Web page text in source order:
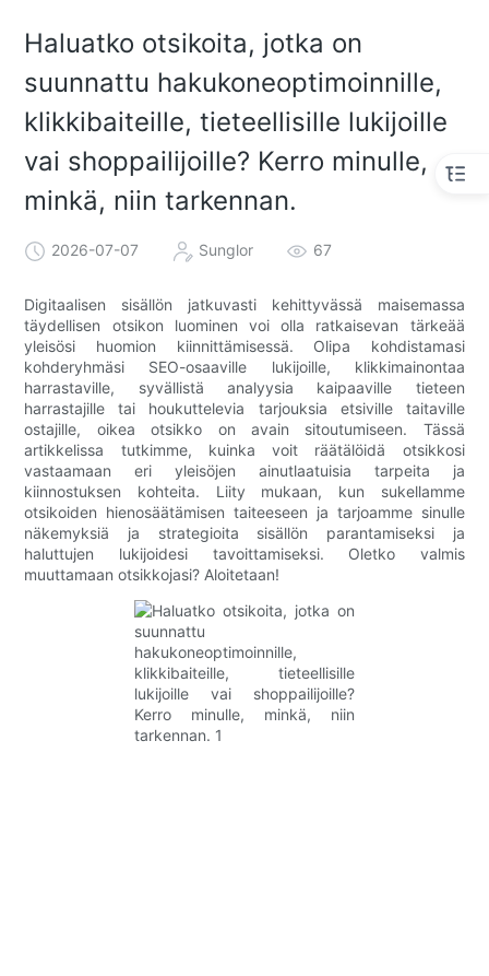
Haluatko otsikoita, jotka on
suunnattu hakukoneoptimoinnille,
klikkibaiteille, tieteellisille lukijoille
vai shoppailijoille? Kerro minulle,
minkä, niin tarkennan.
2026-07-07 Sunglor 67
Digitaalisen sisällön jatkuvasti kehittyvässä maisemassa
täydellisen otsikon luominen voi olla ratkaisevan tärkeää
yleisösi huomion kiinnittämisessä. Olipa kohdistamasi
kohderyhmäsi SEO-osaaville lukijoille, klikkimainontaa
harrastaville, syvällistä analyysia kaipaaville tieteen
harrastajille tai houkuttelevia tarjouksia etsiville taitaville
ostajille, oikea otsikko on avain sitoutumiseen. Tässä
artikkelissa tutkimme, kuinka voit räätälöidä otsikkosi
vastaamaan eri yleisöjen ainutlaatuisia tarpeita ja
kiinnostuksen kohteita. Liity mukaan, kun sukellamme
otsikoiden hienosäätämisen taiteeseen ja tarjoamme sinulle
näkemyksiä ja strategioita sisällön parantamiseksi ja
haluttujen lukijoidesi tavoittamiseksi. Oletko valmis
muuttamaan otsikkojasi? Aloitetaan!